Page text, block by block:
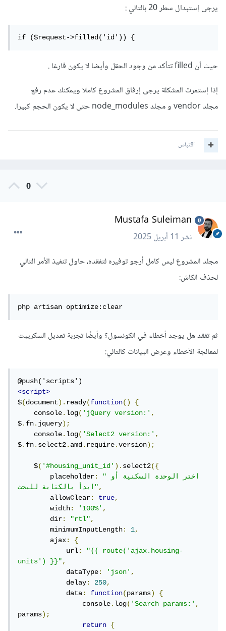
يرجى إستبدال سطر 20 بالتالي
if ($request->filled('id')) {
حيث أن filled تتأكد من وجود الحقل وأيضا لا يكون فارغا .
إذا إستمرت المشكلة يرجى إرفاق المشروع كاملا ويمكنك عدم رفع
مجلد vendor و مجلد node_modules حتى لا يكون الحجم كبيرا.
اقتباس
0
Mustafa Suleiman
نشر11 أبريل 2025
مجلد المشروع ليس كامل أرجو توفيره لتفقده، حاول تنفيذ الأمر التالي
لحذف الكاش:
php artisan optimize:clear
ثم تفقد هل يوجد أخطاء في الكونسول؟ وأيضًا تجربة تعديل السكريبت
لمعالجة الأخطاء وعرض البيانات كالتالي:
<script>
$(document).ready(function()
{
    console
.log('jQuery version:',
$.fn.jquery);
    console
.log('Select2 version:',
$.fn.select2.amd.require.version);
    $
('#housing_unit_id').select2({
        placeholder
:
"اختر الوحدة السكنية أو
ابدأ بالكتابة للبحث",
        allowClear
: true,
        width
: '100%',
        dir
: "rtl",
        minimumInputLength
: 1,
        ajax
:
{
            url
:
"{{ route('ajax.housing-
units') }}",
            dataType
: 'json',
            delay
: 250,
            data
: function(params)
{
                console
.log('Search params:',
params);
return
{